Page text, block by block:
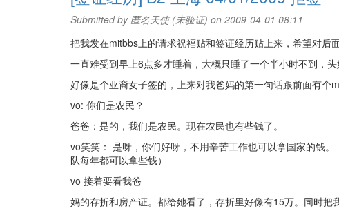
历]
B2
北
京
11/05/2009
通
过
Submitted by 匿名天使 (未验证) on 2009-04-01 08:11
把我发在mitbbs上的请求祝福贴和签证经历贴上来，希望对后
一直难受到早上6点多才睡着，大概只睡了一个半小时不到，头
好像是个亚裔女子签的，上来对我爸妈的第一句话跟前面有个
vo: 你们是农民？
爸爸：是的，我们是农民。现在农民也有些钱了。
vo笑笑： 是呀，你们好呀，不用辛苦工作也可以拿国家的钱
队每年都可以拿些钱）
vo 接着要看我爸
妈的存折和房产证。都给她看了，存折里好像有15万。同时把